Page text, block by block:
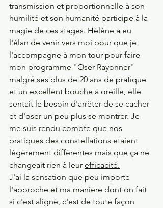
transmission et proportionnelle à son
humilité et son humanité participe à la
magie de ces stages. Hélène a eu
l'élan de venir vers moi pour que je
l'accompagne à mon tour pour faire
mon programme "Oser Rayonner"
malgré ses plus de 20 ans de pratique
et un excellent bouche à oreille, elle
sentait le besoin d'arrêter de se cacher
et d'oser un peu plus se montrer. Je
me suis rendu compte que nos
pratiques des constellations etaient
légèrement différentes mais que ça ne
changeait rien à leur efficacité.
J'ai la sensation que peu importe
l'approche et ma manière dont on fait
si c'est aligné, c'est de toute façon